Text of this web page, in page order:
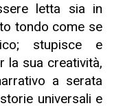
letta sia in
tondo come se
stupisce e
la sua creatività,
a serata
universali e